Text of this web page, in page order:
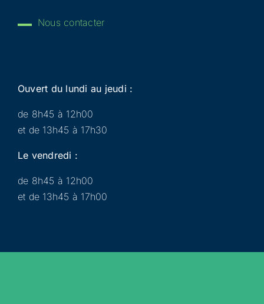
Nous contacter
Ouvert du lundi au jeudi :
de 8h45 à 12h00
et de 13h45 à 17h30
Le vendredi :
de 8h45 à 12h00
et de 13h45 à 17h00